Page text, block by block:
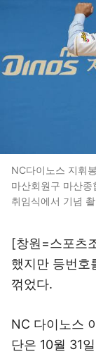
NC다이노스 지휘
마산회원구 마산
취임식에서 기념
[창원=스포츠
했지만 등번호
꺾었다.
NC 다이노스
단은 10월 31